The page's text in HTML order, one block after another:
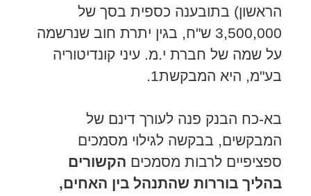
הראשון) בתובענה כספית בסך של
3,500,000 ש"ח, בגין יתרת חוב שנרשמה
על שמה של חברת י.מ. עיני קונדיטוריה
בע"מ, היא המבקשת1.
בא-כח הבנק פנה לעורך דינם של
המבקשים, בבקשה לגילוי מסמכים
ספציפיים לרבות מסמכים הקשורים
בהליך בוררות שהתנהל בין האחים,